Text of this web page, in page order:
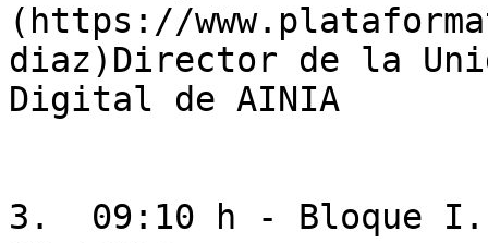
(https://
diaz)Director de la
Digital de AINIA
3.  09:10 h - Bloque I.